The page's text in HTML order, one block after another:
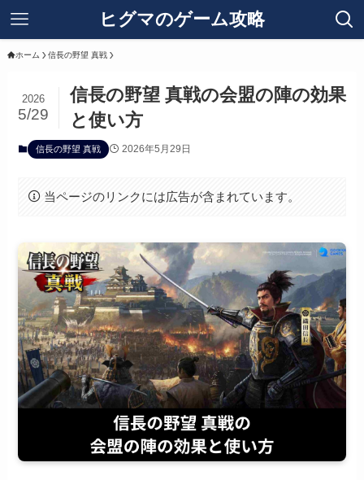
ヒグマのゲーム攻略
ホーム 信長の野望 真戦
信長の野望 真戦の会盟の陣の効果
と使い方
2026
5/29
信長の野望 真戦 2026年5月29日
当ページのリンクには広告が含まれています。